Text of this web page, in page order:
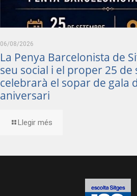
06/08/2026
La Penya Barcelonista de
seu social i el proper 25 de
celebrarà el sopar de gala
aniversari
Llegir més